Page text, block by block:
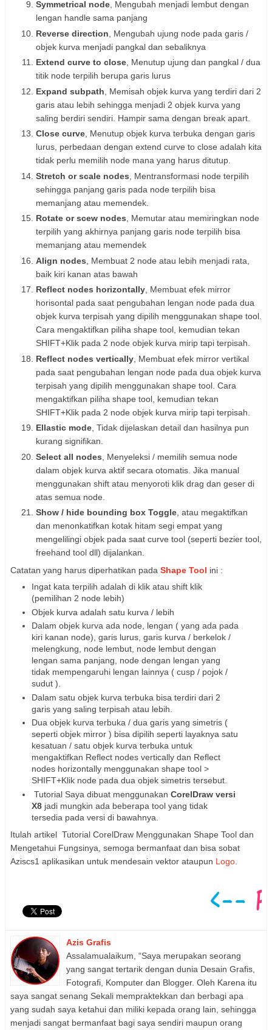
Symmetrical node , Mengubah menjadi lembut dengan
lengan handle sama panjang
Reverse direction , Mengubah ujung node pada garis /
objek kurva menjadi pangkal dan sebaliknya
Extend curve to close , Menutup ujung dan pangkal / dua
titik node terpilih berupa garis lurus
Expand subpath , Memisah objek kurva yang terdiri dari 2
garis atau lebih sehingga menjadi 2 objek kurva yang
saling berdiri sendiri. Hampir sama dengan break apart.
Close curve , Menutup objek kurva terbuka dengan garis
lurus, perbedaan dengan extend curve to close adalah kita
tidak perlu memilih node mana yang harus ditutup.
Stretch or scale nodes , Mentransformasi node terpilih
sehingga panjang garis pada node terpilih bisa
memanjang atau memendek.
Rotate or scew nodes , Memutar atau memiringkan node
terpilih yang akhirnya panjang garis node terpilih bisa
memanjang atau memendek
Align nodes , Membuat 2 node atau lebih menjadi rata,
baik kiri kanan atas bawah
Reflect nodes horizontally , Membuat efek mirror
horisontal pada saat pengubahan lengan node pada dua
objek kurva terpisah yang dipilih menggunakan shape tool.
Cara mengaktifkan piliha shape tool, kemudian tekan
SHIFT+Klik pada 2 node objek kurva mirip tapi terpisah.
Reflect nodes vertically , Membuat efek mirror vertikal
pada saat pengubahan lengan node pada dua objek kurva
terpisah yang dipilih menggunakan shape tool. Cara
mengaktifkan piliha shape tool, kemudian tekan
SHIFT+Klik pada 2 node objek kurva mirip tapi terpisah.
Ellastic mode , Tidak dijelaskan detail dan hasilnya pun
kurang signifikan.
Select all nodes , Menyeleksi / memilih semua node
dalam objek kurva aktif secara otomatis. Jika manual
menggunakan shift atau menyoroti klik drag dan geser di
atas semua node.
Show / hide bounding box Toggle , atau megaktifkan
dan menonkatifkan kotak hitam segi empat yang
mengelilingi objek pada saat curve tool (seperti bezier tool,
freehand tool dll) dijalankan.
Catatan yang harus diperhatikan pada Shape Tool ini :
Ingat kata terpilih adalah di klik atau shift klik
(pemilihan 2 node lebih)
Objek kurva adalah satu kurva / lebih
Dalam objek kurva ada node, lengan ( yang ada pada
kiri kanan node), garis lurus, garis kurva / berkelok /
melengkung, node lembut, node lembut dengan
lengan sama panjang, node dengan lengan yang
tidak mempengaruhi lengan lainnya ( cusp / pojok /
sudut ).
Dalam satu objek kurva terbuka bisa terdiri dari 2
garis yang saling terpisah atau lebih.
Dua objek kurva terbuka / dua garis yang simetris (
seperti objek mirror ) bisa dipilih seperti layaknya satu
kesatuan / satu objek kurva terbuka untuk
mengaktifkan Reflect nodes vertically dan Reflect
nodes horizontally menggunakan shape tool >
SHIFT+Klik node pada dua objek simetris tersebut.
Tutorial Saya dibuat menggunakan CorelDraw versi
X8 jadi mungkin ada beberapa tool yang tidak
tersedia pada versi di bawahnya.
Itulah artikel Tutorial CorelDraw Menggunakan Shape Tool dan
Mengetahui Fungsinya, semoga bermanfaat dan bisa sobat
Aziscs1 aplikasikan untuk mendesain vektor ataupun Logo
Azis Grafis
Assalamualaikum, “Saya merupakan seorang
yang sangat tertarik dengan dunia Desain Grafis,
Fotografi, Komputer dan Blogger. Oleh Karena itu
saya sangat senang Sekali mempraktekkan dan berbagi apa
yang sudah saya ketahui dan miliki kepada orang lain, sehingga
menjadi sangat bermanfaat bagi saya sendiri maupun orang